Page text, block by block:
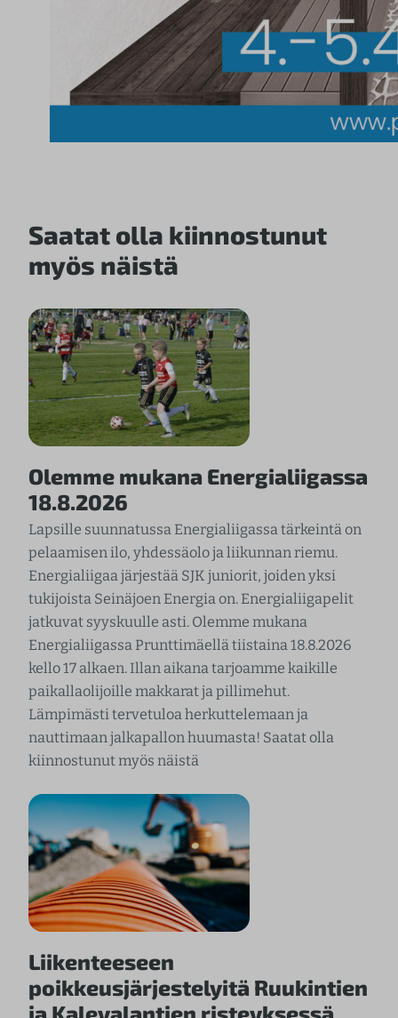
Saatat olla kiinnostunut
myös näistä
Olemme mukana Energialiigassa
18.8.2026
Lapsille suunnatussa Energialiigassa tärkeintä on
pelaamisen ilo, yhdessäolo ja liikunnan riemu.
Energialiigaa järjestää SJK juniorit, joiden yksi
tukijoista Seinäjoen Energia on. Energialiigapelit
jatkuvat syyskuulle asti. Olemme mukana
Energialiigassa Prunttimäellä tiistaina 18.8.2026
kello 17 alkaen. Illan aikana tarjoamme kaikille
paikallaolijoille makkarat ja pillimehut.
Lämpimästi tervetuloa herkuttelemaan ja
nauttimaan jalkapallon huumasta! Saatat olla
kiinnostunut myös näistä
Liikenteeseen
poikkeusjärjestelyitä Ruukintien